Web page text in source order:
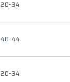
20-34
40-44
20-34